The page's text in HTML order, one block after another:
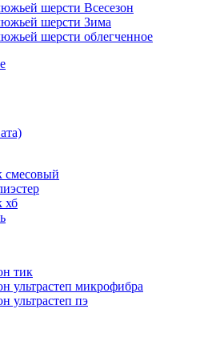
шерсти Всесезон
шерсти Зима
шерсти облегченное
смесовый
хб
тик
ультрастеп микрофибра
ультрастеп пэ